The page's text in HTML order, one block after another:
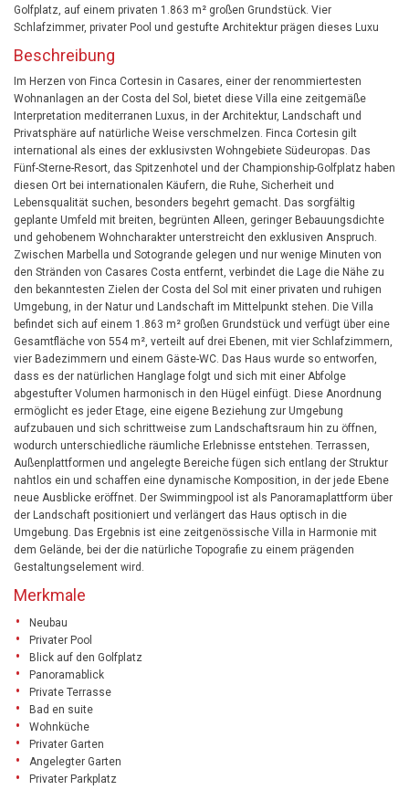
Golfplatz, auf einem privaten 1.863 m² großen Grundstück. Vier
Schlafzimmer, privater Pool und gestufte Architektur prägen dieses Luxu
Beschreibung
Im Herzen von Finca Cortesin in Casares, einer der renommiertesten
Wohnanlagen an der Costa del Sol, bietet diese Villa eine zeitgemäße
Interpretation mediterranen Luxus, in der Architektur, Landschaft und
Privatsphäre auf natürliche Weise verschmelzen. Finca Cortesin gilt
international als eines der exklusivsten Wohngebiete Südeuropas. Das
Fünf-Sterne-Resort, das Spitzenhotel und der Championship-Golfplatz haben
diesen Ort bei internationalen Käufern, die Ruhe, Sicherheit und
Lebensqualität suchen, besonders begehrt gemacht. Das sorgfältig
geplante Umfeld mit breiten, begrünten Alleen, geringer Bebauungsdichte
und gehobenem Wohncharakter unterstreicht den exklusiven Anspruch.
Zwischen Marbella und Sotogrande gelegen und nur wenige Minuten von
den Stränden von Casares Costa entfernt, verbindet die Lage die Nähe zu
den bekanntesten Zielen der Costa del Sol mit einer privaten und ruhigen
Umgebung, in der Natur und Landschaft im Mittelpunkt stehen. Die Villa
befindet sich auf einem 1.863 m² großen Grundstück und verfügt über eine
Gesamtfläche von 554 m², verteilt auf drei Ebenen, mit vier Schlafzimmern,
vier Badezimmern und einem Gäste-WC. Das Haus wurde so entworfen,
dass es der natürlichen Hanglage folgt und sich mit einer Abfolge
abgestufter Volumen harmonisch in den Hügel einfügt. Diese Anordnung
ermöglicht es jeder Etage, eine eigene Beziehung zur Umgebung
aufzubauen und sich schrittweise zum Landschaftsraum hin zu öffnen,
wodurch unterschiedliche räumliche Erlebnisse entstehen. Terrassen,
Außenplattformen und angelegte Bereiche fügen sich entlang der Struktur
nahtlos ein und schaffen eine dynamische Komposition, in der jede Ebene
neue Ausblicke eröffnet. Der Swimmingpool ist als Panoramaplattform über
der Landschaft positioniert und verlängert das Haus optisch in die
Umgebung. Das Ergebnis ist eine zeitgenössische Villa in Harmonie mit
dem Gelände, bei der die natürliche Topografie zu einem prägenden
Gestaltungselement wird.
Merkmale
Neubau
Privater Pool
Blick auf den Golfplatz
Panoramablick
Private Terrasse
Bad en suite
Wohnküche
Privater Garten
Angelegter Garten
Privater Parkplatz